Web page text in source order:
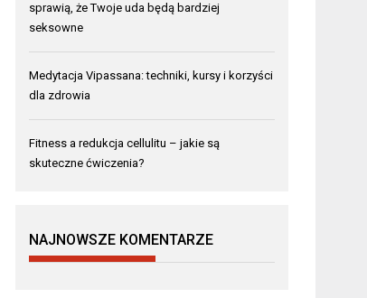
sprawią, że Twoje uda będą bardziej
seksowne
Medytacja Vipassana: techniki, kursy i korzyści
dla zdrowia
Fitness a redukcja cellulitu – jakie są
skuteczne ćwiczenia?
NAJNOWSZE KOMENTARZE